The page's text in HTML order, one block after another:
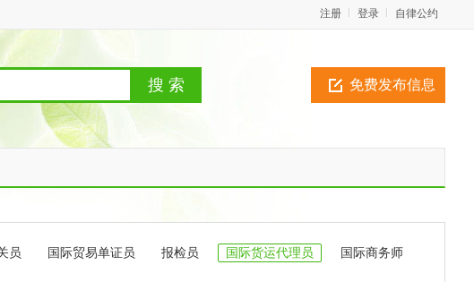
自律公约
登录
注册
免费发布信息
员 国际贸易单证员 报检员 国际货运代理员 国际商务师